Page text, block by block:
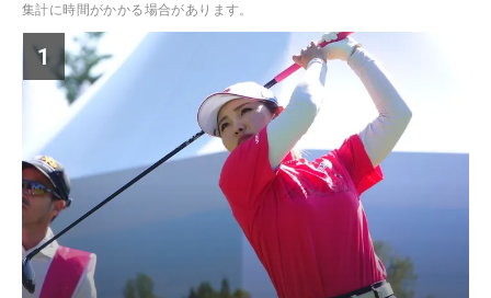
集計に時間がかかる場合があります。
1